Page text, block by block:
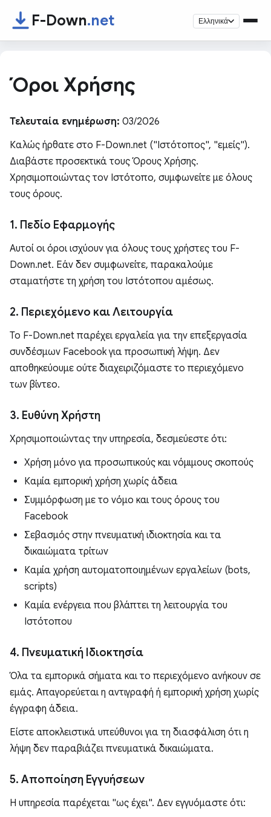
F-Down.net Ελληνικά
Όροι Χρήσης
Τελευταία ενημέρωση: 03/2026
Καλώς ήρθατε στο F-Down.net ("Ιστότοπος", "εμείς").
Διαβάστε προσεκτικά τους Όρους Χρήσης.
Χρησιμοποιώντας τον Ιστότοπο, συμφωνείτε με όλους
τους όρους.
1. Πεδίο Εφαρμογής
Αυτοί οι όροι ισχύουν για όλους τους χρήστες του F-
Down.net. Εάν δεν συμφωνείτε, παρακαλούμε
σταματήστε τη χρήση του Ιστότοπου αμέσως.
2. Περιεχόμενο και Λειτουργία
Το F-Down.net παρέχει εργαλεία για την επεξεργασία
συνδέσμων Facebook για προσωπική λήψη. Δεν
αποθηκεύουμε ούτε διαχειριζόμαστε το περιεχόμενο
των βίντεο.
3. Ευθύνη Χρήστη
Χρησιμοποιώντας την υπηρεσία, δεσμεύεστε ότι:
Χρήση μόνο για προσωπικούς και νόμιμους σκοπούς
Καμία εμπορική χρήση χωρίς άδεια
Συμμόρφωση με το νόμο και τους όρους του
Facebook
Σεβασμός στην πνευματική ιδιοκτησία και τα
δικαιώματα τρίτων
Καμία χρήση αυτοματοποιημένων εργαλείων (bots,
scripts)
Καμία ενέργεια που βλάπτει τη λειτουργία του
Ιστότοπου
4. Πνευματική Ιδιοκτησία
Όλα τα εμπορικά σήματα και το περιεχόμενο ανήκουν σε
εμάς. Απαγορεύεται η αντιγραφή ή εμπορική χρήση χωρίς
έγγραφη άδεια.
Είστε αποκλειστικά υπεύθυνοι για τη διασφάλιση ότι η
λήψη δεν παραβιάζει πνευματικά δικαιώματα.
5. Αποποίηση Εγγυήσεων
Η υπηρεσία παρέχεται "ως έχει". Δεν εγγυόμαστε ότι: